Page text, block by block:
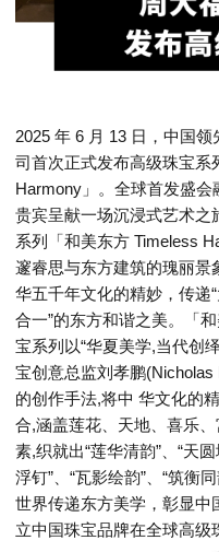
2025 年 6 月 13 日，中国
司首次正式发布高级珠宝系
Harmony」。全球首发盛
贵宾呈献一场沉浸式艺术之
系列「和美东方 Timeless
邃睿思与东方建筑的瑰丽景
华五千年文化的精妙，传递
合一”的东方和谐之美。「
宝系列以“华夏美学,当代创
宝创意总监刘孝鹏
的创作手法,将中 华文化的
合,涵盖莲花、天地、喜乐
素,织就出“莲华清韵”、“天
浮钉”、“瓦影绘韵”、“筑衡
世界传递东方美学，彰显中
立中国珠宝品牌在全球高级